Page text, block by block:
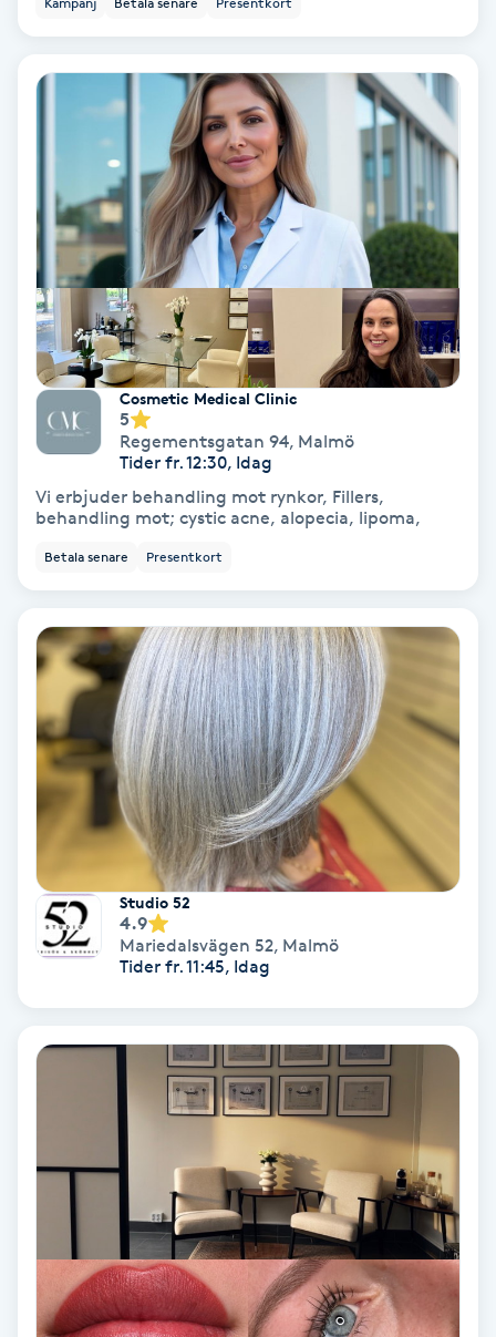
Babylights
Bambumassage
Barber
Barnklippning
BIAB
Brynfärgning
Brynplockning
Bröllopsuppsättning
Celluliter
Coachning
Color correction
Dermapen
Diamantslipning
Cosmetic Medical Clinic
5
Regementsgatan 94, Malmö
Tider fr. 12:30, Idag
Vi erbjuder behandling mot rynkor, Fillers,
behandling mot; cystic acne, alopecia, lipoma,
Betala senare Presentkort
Studio 52
4.9
Mariedalsvägen 52, Malmö
Tider fr. 11:45, Idag